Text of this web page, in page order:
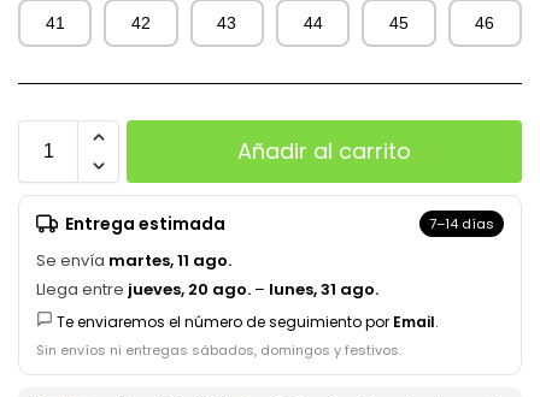
41 42 43 44 45 46
Añadir al carrito
Entrega estimada 7–14 días
Se envía martes, 11 ago.
Llega entre jueves, 20 ago. – lunes, 31 ago.
Te enviaremos el número de seguimiento por Email.
Sin envíos ni entregas sábados, domingos y festivos.